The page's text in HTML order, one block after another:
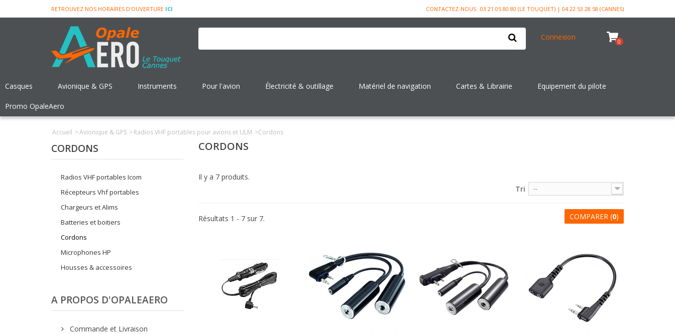
CONTACTEZ-NOUS 03 21 05 80 80 (LE TOUQUET) | 04 22 53 28 58 (CANNES)
RETROUVEZ NOS HORAIRES D'OUVERTURE ICI
Connexion 0
Casques Avionique & GPS Instruments Pour l'avion Électricité & outillage Matériel de navigation Cartes & Librairie Equipement du pilote
Promo OpaleAero
Accueil >Avionique & GPS >Radios VHF portables pour avions et ULM >Cordons
CORDONS
Radios VHF portables Icom
Récepteurs Vhf portables
Chargeurs et Alims
Batteries et boitiers
Cordons
Microphones HP
Housses & accessoires
A PROPOS D'OPALEAERO
Commande et Livraison
CORDONS
Il y a 7 produits.
Tri
--
COMPARER (0)
Résultats 1 - 7 sur 7.